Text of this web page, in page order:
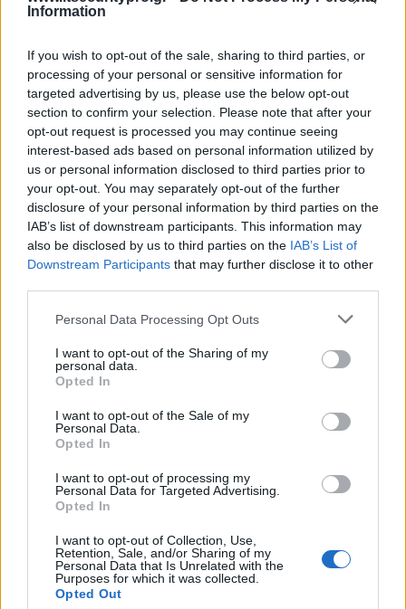
Information
If you wish to opt-out of the sale, sharing to third parties, or
processing of your personal or sensitive information for
targeted advertising by us, please use the below opt-out
section to confirm your selection. Please note that after your
opt-out request is processed you may continue seeing
interest-based ads based on personal information utilized by
us or personal information disclosed to third parties prior to
your opt-out. You may separately opt-out of the further
disclosure of your personal information by third parties on the
IAB’s list of downstream participants. This information may
also be disclosed by us to third parties on the IAB’s List of
Downstream Participants that may further disclose it to other
Personal Data Processing Opt Outs
I want to opt-out of the Sharing of my
personal data.
Opted In
I want to opt-out of the Sale of my
Personal Data.
Opted In
I want to opt-out of processing my
Personal Data for Targeted Advertising.
Opted In
I want to opt-out of Collection, Use,
Retention, Sale, and/or Sharing of my
Personal Data that Is Unrelated with the
Purposes for which it was collected.
Opted Out
Στόχος, η δημιουργία εφαρμογών για την
ψηφιακό περιβάλλον Στην προστασία της
ιδιωτικότητας στο ψηφιακό…
Posted on 20 Ιούν 2018
ΕΓΓΡΑΦΗ ΣΤΟ NEWSLETTER
ΤΕΛΕΥΤΑΙΟ ΤΕΥΧΟΣ